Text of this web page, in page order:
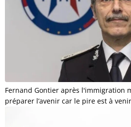
Fernand Gontier après l'immigration
préparer l’avenir car le pire est à